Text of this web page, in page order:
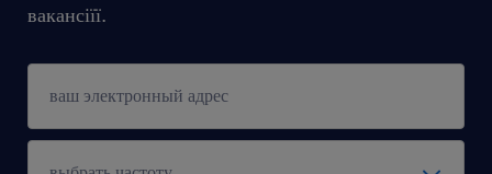
вакансіїї.